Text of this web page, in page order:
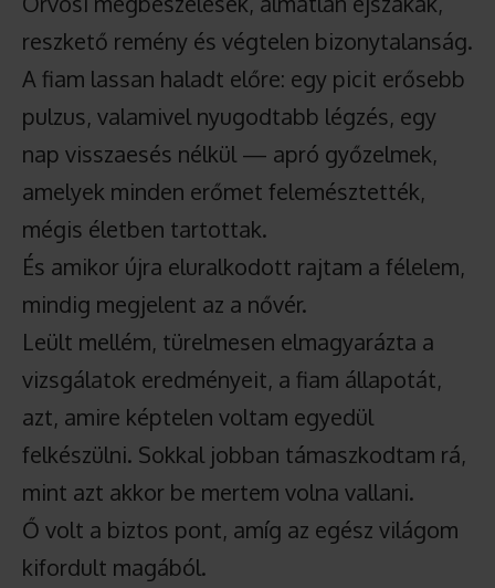
reszkető remény és végtelen bizonytalanság.
A fiam lassan haladt előre: egy picit erősebb
pulzus, valamivel nyugodtabb légzés, egy
nap visszaesés nélkül — apró győzelmek,
amelyek minden erőmet felemésztették,
mégis életben tartottak.
És amikor újra eluralkodott rajtam a félelem,
mindig megjelent az a nővér.
Leült mellém, türelmesen elmagyarázta a
vizsgálatok eredményeit, a fiam állapotát,
azt, amire képtelen voltam egyedül
felkészülni. Sokkal jobban támaszkodtam rá,
mint azt akkor be mertem volna vallani.
Ő volt a biztos pont, amíg az egész világom
kifordult magából.